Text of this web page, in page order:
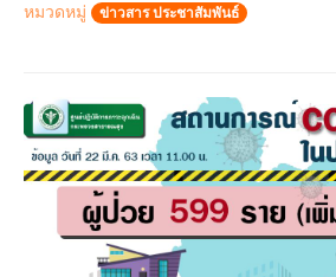
หมวดหมู่
ข่าวสาร ประชาสัมพันธ์